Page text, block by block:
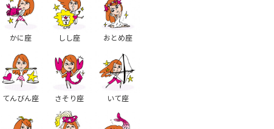
かに座 しし座 おとめ座
てんびん座 さそり座 いて座